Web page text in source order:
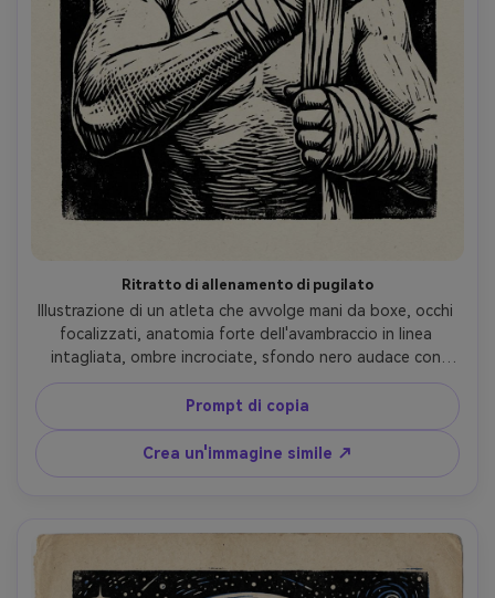
Ritratto di allenamento di pugilato
Illustrazione di un atleta che avvolge mani da boxe, occhi
focalizzati, anatomia forte dell'avambraccio in linea
intagliata, ombre incrociate, sfondo nero audace con
punti salienti tagliati, inchiostro monocromatico su carta
grezza, energia drammatica ad alto contrasto,
composizione stretta a metà corpo, obiettivo 85mm,
profondità di campo bassa-AR 4:5
Prompt di copia
Crea un'immagine simile ↗